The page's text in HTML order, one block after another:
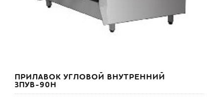
ПРИЛАВОК УГЛОВОЙ ВНУТРЕННИЙ
ЗПУВ-90Н